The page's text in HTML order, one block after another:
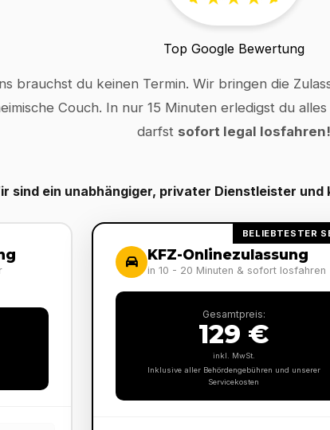
Top Google Bewertung
brauchst du keinen Termin. Wir bringen die
Couch. In nur 15 Minuten erledigst du
darfst sofort legal losfahren!
sind ein unabhängiger, privater Dienstleister und
BELIEBTESTER
KFZ-Onlinezulassung
in 10 - 20 Minuten & sofort losfahren
Gesamtpreis:
129 €
inkl. MwSt.
Inklusive aller Behördengebühren und unserer
Servicekosten